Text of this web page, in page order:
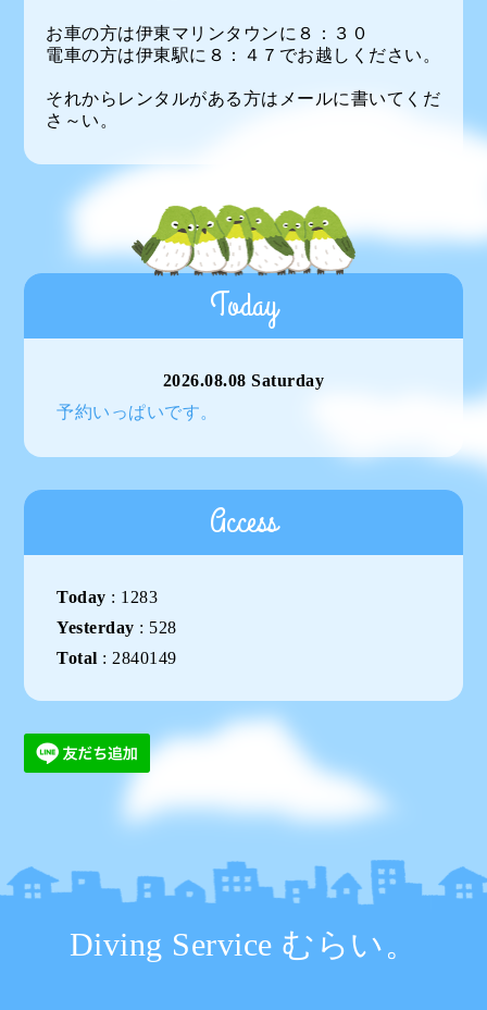
お車の方は伊東マリンタウンに８：３０
電車の方は伊東駅に８：４７でお越しください。
それからレンタルがある方はメールに書いてくだ
さ～い。
Today
2026.08.08 Saturday
予約いっぱいです。
Access
Today : 1283
Yesterday : 528
Total : 2840149
Diving Service むらい。